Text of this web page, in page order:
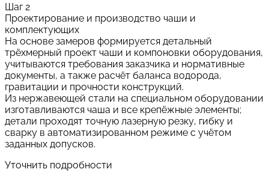
Шаг 2
Проектирование и производство чаши и
комплектующих
На основе замеров формируется детальный
трёхмерный проект чаши и компоновки оборудования,
учитываются требования заказчика и нормативные
документы, а также расчёт баланса водорода,
гравитации и прочности конструкций.
Из нержавеющей стали на специальном оборудовании
изготавливаются чаша и все крепёжные элементы;
детали проходят точную лазерную резку, гибку и
сварку в автоматизированном режиме с учётом
заданных допусков.
Уточнить подробности